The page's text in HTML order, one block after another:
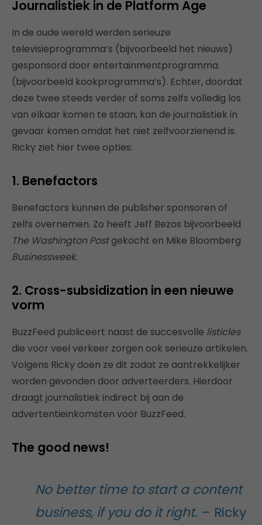
Journalistiek in de Platform Age
In de oude wereld werden serieuze
televisieprogramma’s (bijvoorbeeld het nieuws)
gesponsord door entertainmentprogramma
(bijvoorbeeld kookprogramma’s). Echter, doordat
deze twee steeds verder of soms zelfs volledig los
van elkaar komen te staan, kan de journalistiek in
gevaar komen omdat het niet zelfvoorzienend is.
Ricky ziet hier twee opties:
1. Benefactors
Benefactors kunnen de publisher sponsoren of
zelfs overnemen. Zo heeft Jeff Bezos bijvoorbeeld
The Washington Postgekocht en Mike Bloomberg
Businessweek.
2. Cross-subsidization in een nieuwe
vorm
BuzzFeed publiceert naast de succesvolle listicles
die voor veel verkeer zorgen ook serieuze artikelen.
Volgens Ricky doen ze dit zodat ze aantrekkelijker
worden gevonden door adverteerders. Hierdoor
draagt journalistiek indirect bij aan de
advertentieinkomsten voor BuzzFeed.
The good news!
No better time to start a content
business, if you do it right. – Ricky